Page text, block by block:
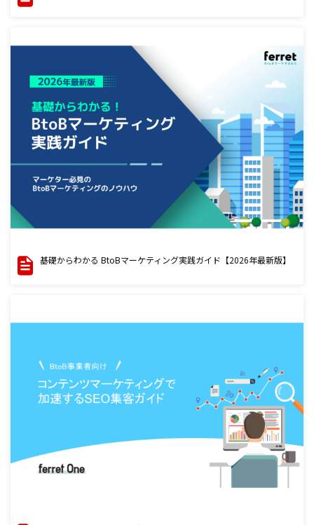
基礎からわかる BtoBマーケティング実践ガイド【2026年最新版】